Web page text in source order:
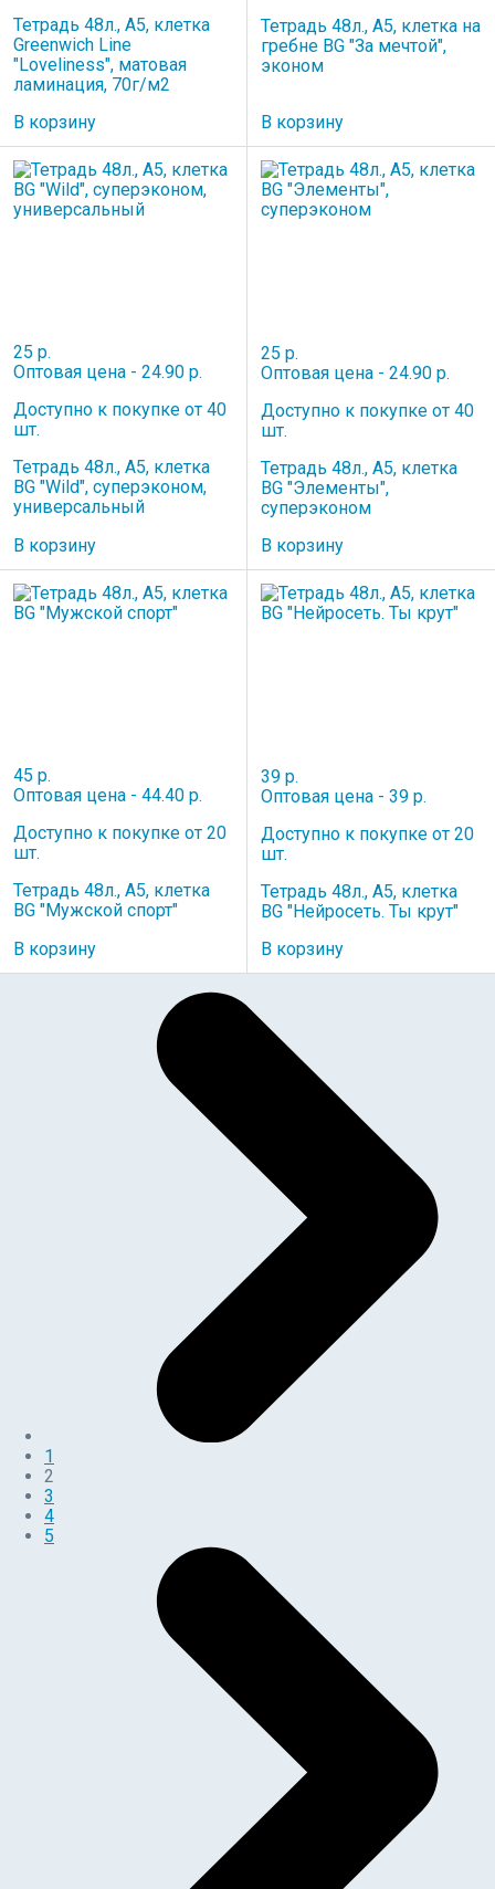
Тетрадь 48л., А5, клетка
Greenwich Line
"Loveliness", матовая
ламинация, 70г/м2
В корзину
Тетрадь 48л., А5, клетка на
гребне BG "За мечтой",
эконом
В корзину
25 р.
Оптовая цена - 24.90 р.
Доступно к покупке от 40
шт.
Тетрадь 48л., А5, клетка
BG "Wild", суперэконом,
универсальный
В корзину
25 р.
Оптовая цена - 24.90 р.
Доступно к покупке от 40
шт.
Тетрадь 48л., А5, клетка
BG "Элементы",
суперэконом
В корзину
45 р.
Оптовая цена - 44.40 р.
Доступно к покупке от 20
шт.
Тетрадь 48л., А5, клетка
BG "Мужской спорт"
В корзину
39 р.
Оптовая цена - 39 р.
Доступно к покупке от 20
шт.
Тетрадь 48л., А5, клетка
BG "Нейросеть. Ты крут"
В корзину
1
2
3
4
5